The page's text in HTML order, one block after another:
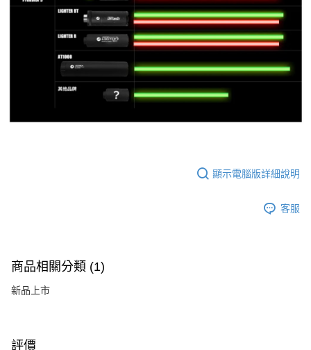
顯示電腦版詳細說明
客服
商品相關分類 (1)
新品上市
評價